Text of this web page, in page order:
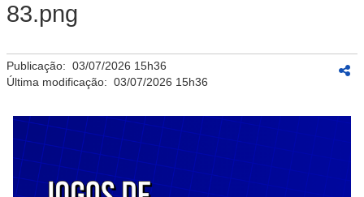
83.png
Publicação: 03/07/2026 15h36
Última modificação: 03/07/2026 15h36